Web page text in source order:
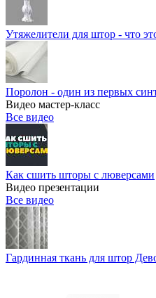
Утяжелители для штор - что
Поролон - один из первых
Видео мастер-класс
Все видео
Как сшить шторы с люверсами
Видео презентации
Все видео
Гардинная ткань для штор